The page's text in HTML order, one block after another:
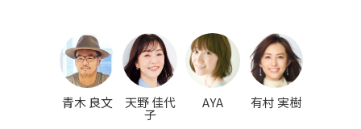
青木 良文 天野 佳代
子
AYA 有村 実樹